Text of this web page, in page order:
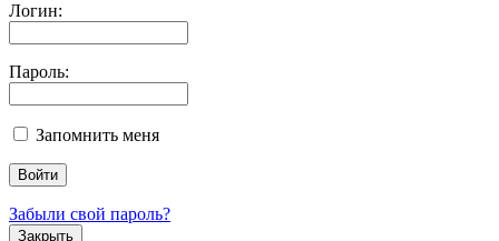
Логин:
Пароль:
Запомнить меня
Забыли свой пароль?
Закрыть